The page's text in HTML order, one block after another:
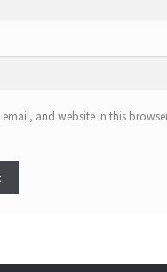
email, and website in this